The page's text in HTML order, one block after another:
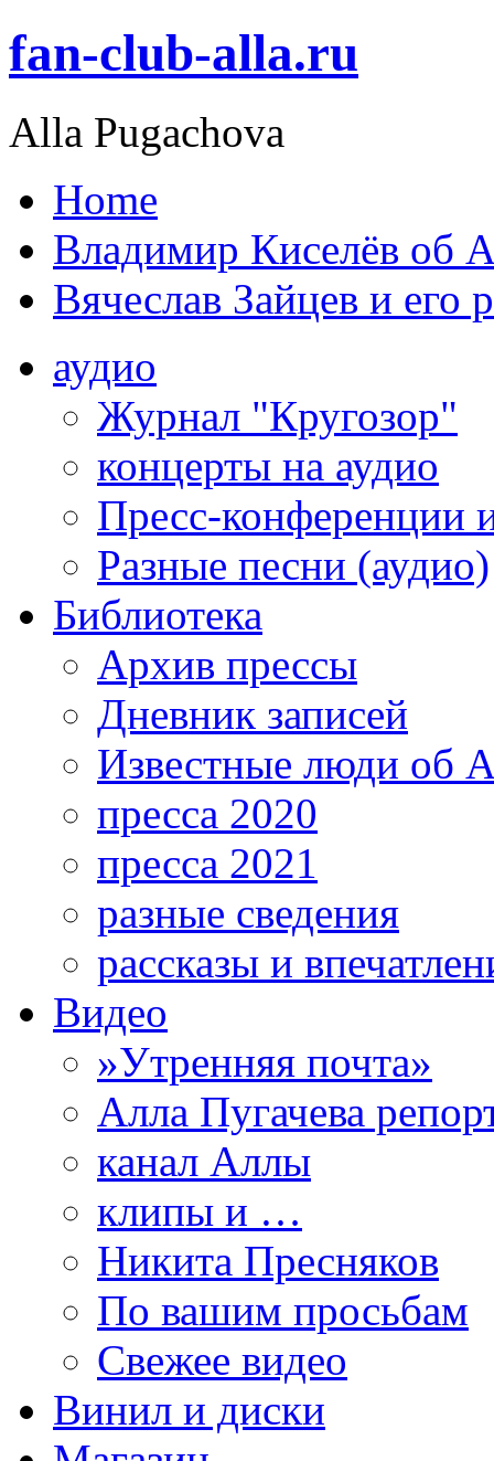
fan-club-alla.ru
Alla Pugachova
Home
Владимир Киселёв об
Вячеслав Зайцев и его
аудио
Журнал "Кругозор"
концерты на аудио
Пресс-конференции
Разные песни (аудио)
Библиотека
Архив прессы
Дневник записей
Известные люди об
пресса 2020
пресса 2021
разные сведения
рассказы и
Видео
»Утренняя почта»
Алла Пугачева
канал Аллы
клипы и …
Никита Пресняков
По вашим просьбам
Свежее видео
Винил и диски